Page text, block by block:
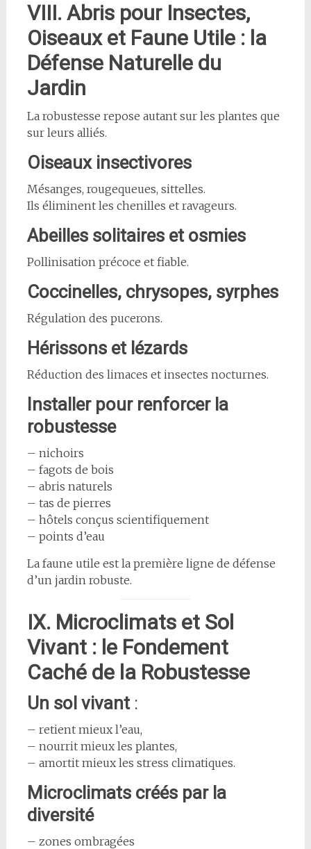
VIII. Abris pour Insectes,
Oiseaux et Faune Utile : la
Défense Naturelle du
Jardin
La robustesse repose autant sur les plantes que
sur leurs alliés.
Oiseaux insectivores
Mésanges, rougequeues, sittelles.
Ils éliminent les chenilles et ravageurs.
Abeilles solitaires et osmies
Pollinisation précoce et fiable.
Coccinelles, chrysopes, syrphes
Régulation des pucerons.
Hérissons et lézards
Réduction des limaces et insectes nocturnes.
Installer pour renforcer la
robustesse
– nichoirs
– fagots de bois
– abris naturels
– tas de pierres
– hôtels conçus scientifiquement
– points d’eau
La faune utile est la première ligne de défense
d’un jardin robuste.
IX. Microclimats et Sol
Vivant : le Fondement
Caché de la Robustesse
Un sol vivant:
– retient mieux l’eau,
– nourrit mieux les plantes,
– amortit mieux les stress climatiques.
Microclimats créés par la
diversité
– zones ombragées